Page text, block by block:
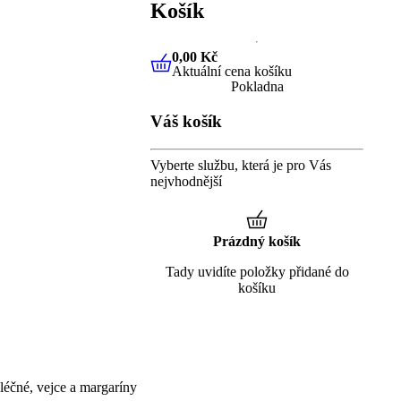
vejce a margaríny
Košík
0,00 KčAktuální cena košíku
0,00 Kč
Aktuální cena košíku
Pokladna
Váš košík
Vyberte službu, která je pro Vás
nejvhodnější
Prázdný košík
Tady uvidíte položky přidané do
košíku